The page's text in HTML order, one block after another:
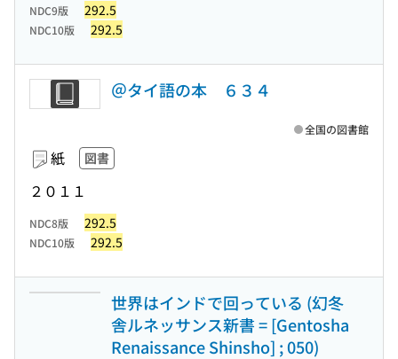
NDC9版 292.5
NDC10版 292.5
＠タイ語の本 ６３４
紙 図書
２０１１
全国の図書館
NDC8版 292.5
NDC10版 292.5
世界はインドで回っている (幻冬
舎ルネッサンス新書 = [Gentosha
Renaissance Shinsho] ; 050)